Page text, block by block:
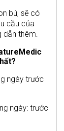
bú, sẽ có
cầu của
thêm.
ngày trước
ngày: trước